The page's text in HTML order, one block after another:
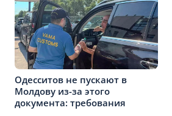
Одесситов не пускают в
Молдову из-за этого
документа: требования